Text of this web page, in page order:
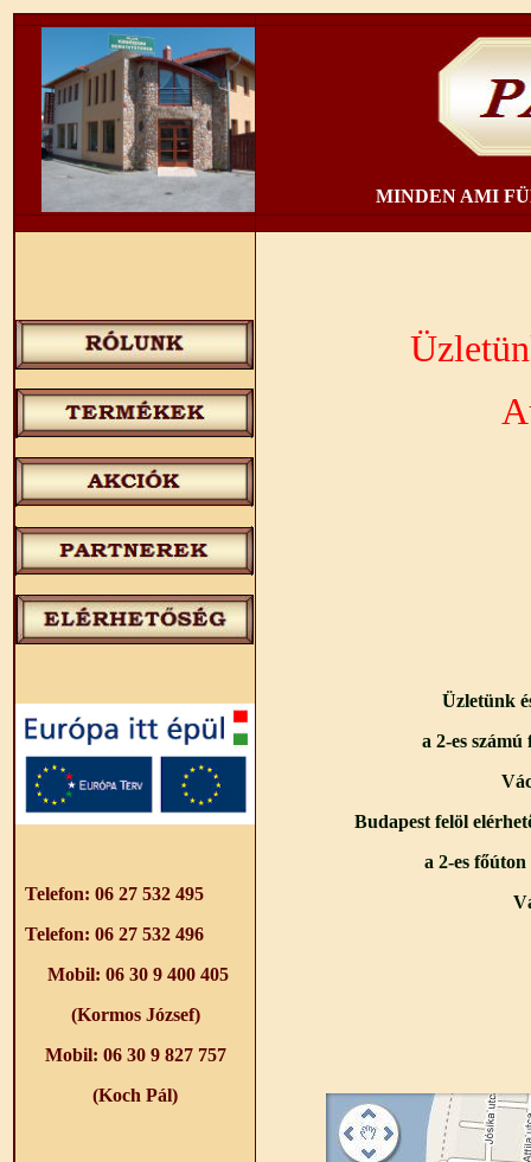
MINDEN AMI
Telefon: 06 27 532 495
Telefon: 06 27 532 496
Mobil: 06 30 9 400 405
(Kormos József)
Mobil: 06 30 9 827 757
(Koch Pál)
Üzletünk
a 2-es
Budapest felöl
a 2-es